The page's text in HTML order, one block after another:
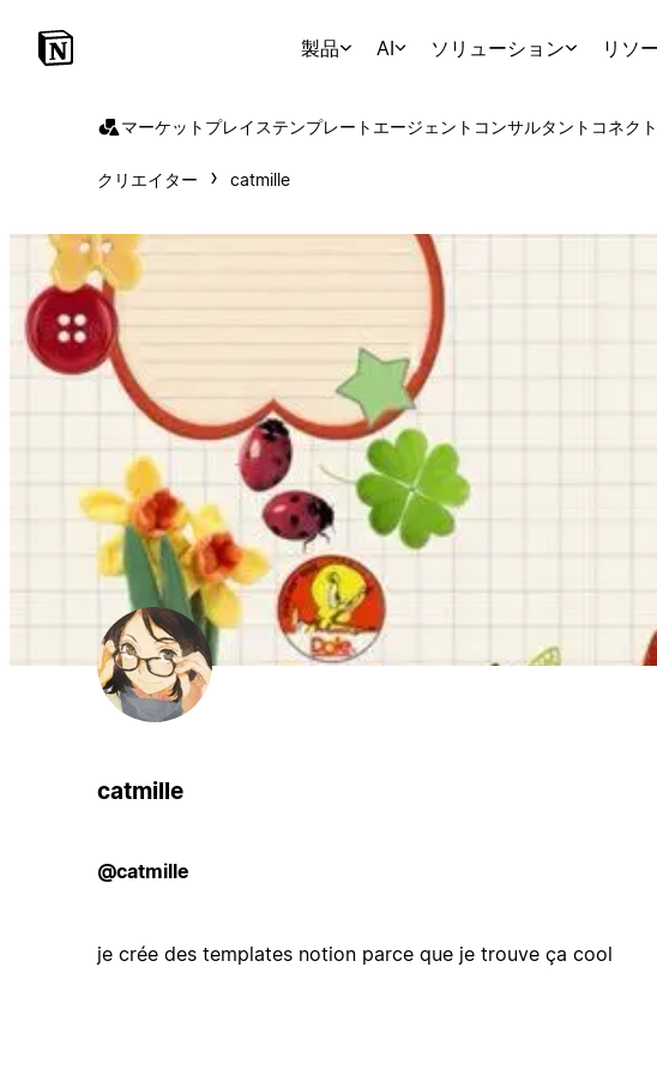
製品 AI ソリューション リソ
マーケットプレイステンプレート エージェント コンサルタント コネクト
クリエイター catmille
catmille
@catmille
je crée des templates notion parce que je trouve ça cool